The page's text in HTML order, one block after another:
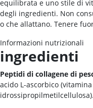
equilibrata e uno stile di
degli ingredienti. Non
o che allattano. Tenere
Informazioni nutrizionali
ingredienti
Peptidi di collagene di
acido L-ascorbico
idrossipropilmetilcellulosa).